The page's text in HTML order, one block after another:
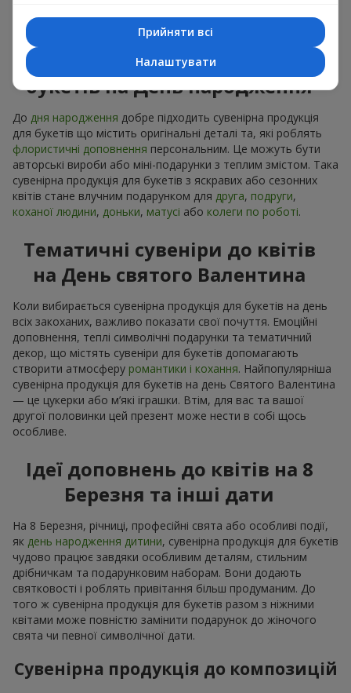
бюджет.
Сувенірна продукція до
букетів на День народження
До дня народження добре підходить сувенірна продукція
для букетів що містить оригінальні деталі та, які роблять
флористичні доповнення персональним. Це можуть бути
авторські вироби або міні-подарунки з теплим змістом. Така
сувенірна продукція для букетів з яскравих або сезонних
квітів стане влучним подарунком для друга, подруги,
коханої людини, доньки, матусі або колеги по роботі.
Тематичні сувеніри до квітів
на День святого Валентина
Коли вибирається сувенірна продукція для букетів на день
всіх закоханих, важливо показати свої почуття. Емоційні
доповнення, теплі символічні подарунки та тематичний
декор, що містять сувеніри для букетів допомагають
створити атмосферу романтики і кохання. Найпопулярніша
сувенірна продукція для букетів на день Святого Валентина
— це цукерки або м’які іграшки. Втім, для вас та вашої
другої половинки цей презент може нести в собі щось
особливе.
Ідеї доповнень до квітів на 8
Березня та інші дати
На 8 Березня, річниці, професійні свята або особливі події,
як день народження дитини, сувенірна продукція для букетів
чудово працює завдяки особливим деталям, стильним
дрібничкам та подарунковим наборам. Вони додають
святковості і роблять привітання більш продуманим. До
того ж сувенірна продукція для букетів разом з ніжними
квітами може повністю замінити подарунок до жіночого
свята чи певної символічної дати.
Сувенірна продукція до композицій
Прийняти всі
Налаштувати